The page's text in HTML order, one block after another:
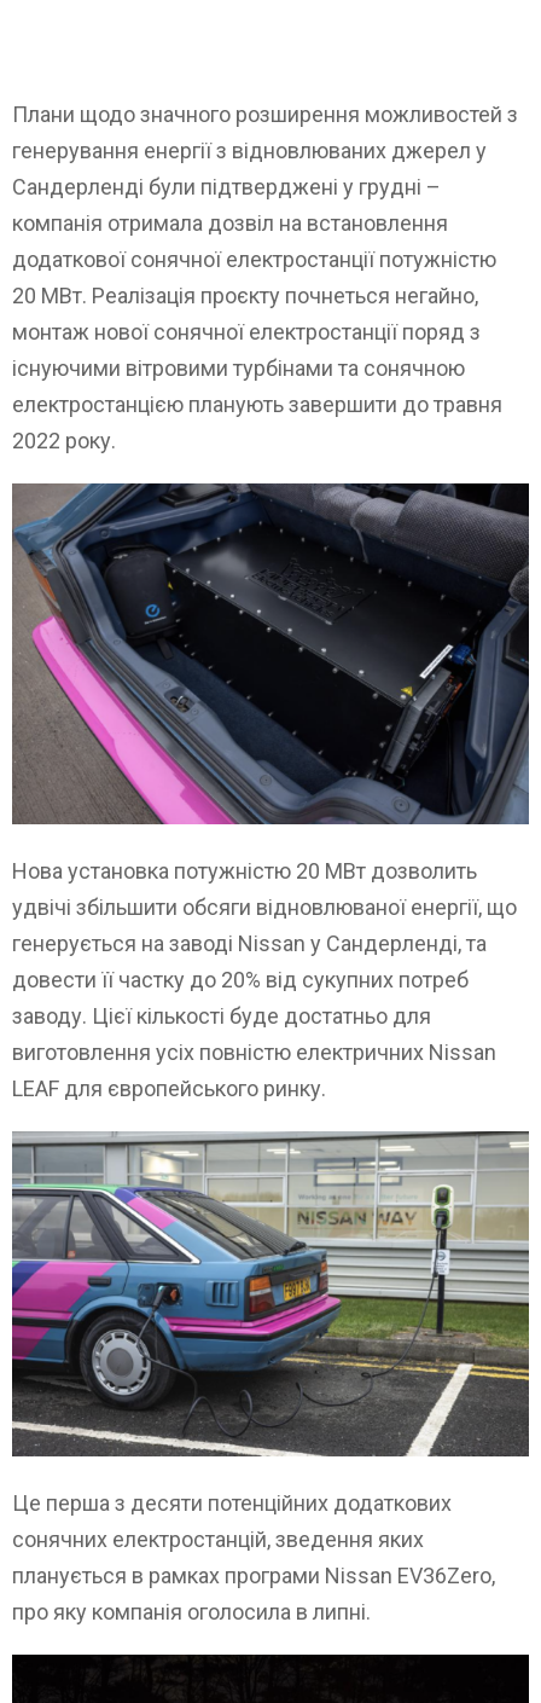
Плани щодо значного розширення можливостей з
генерування енергії з відновлюваних джерел у
Сандерленді були підтверджені у грудні –
компанія отримала дозвіл на встановлення
додаткової сонячної електростанції потужністю
20 МВт. Реалізація проєкту почнеться негайно,
монтаж нової сонячної електростанції поряд з
існуючими вітровими турбінами та сонячною
електростанцією планують завершити до травня
2022 року.
Нова установка потужністю 20 МВт дозволить
удвічі збільшити обсяги відновлюваної енергії, що
генерується на заводі Nissan у Сандерленді, та
довести її частку до 20% від сукупних потреб
заводу. Цієї кількості буде достатньо для
виготовлення усіх повністю електричних Nissan
LEAF для європейського ринку.
Це перша з десяти потенційних додаткових
сонячних електростанцій, зведення яких
планується в рамках програми Nissan EV36Zero,
про яку компанія оголосила в липні.